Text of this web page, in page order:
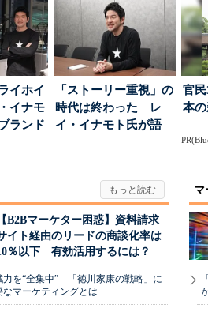
割...
イホイ
イナモ
ランド
「ストーリー重視」の
時代は終わった レ
イ・イナモト氏が語
官
本
【B2Bマーケター困惑】資料請求
イト経由のリードの商談化率は
％以下 有効活用するには？
力を“全集中” 「徳川家康の戦略」に
マーケティングとは
マ